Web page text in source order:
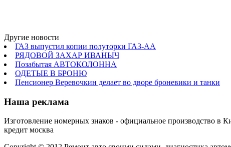
Другие новости
ГАЗ выпустил копии полуторки ГАЗ-АА
РЯДОВОЙ ЗАХАР ИВАНЫЧ
Позабытая АВТОКОЛОННА
ОДЕТЫЕ В БРОНЮ
Пенсионер Веревочкин делает во дворе броневики и танки
Наша реклама
Изготовление номерных знаков - официальное производство в
кредит москва